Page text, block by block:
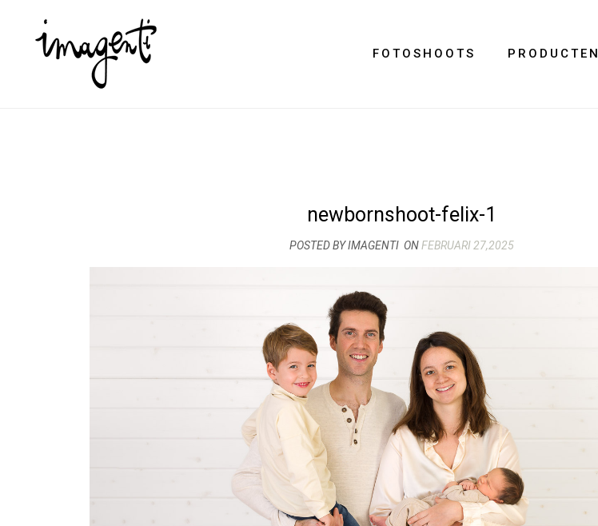
FOTOSHOOTS PRODUCTEN
newbornshoot-felix-1
POSTED BY IMAGENTI ONFEBRUARI 27,2025